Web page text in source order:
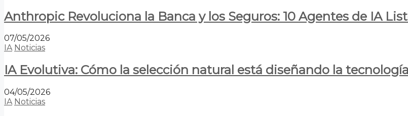
Anthropic Revoluciona la Banca y los Seguros: 10 Agentes de IA
07/05/2026
IA Noticias
IA Evolutiva: Cómo la selección natural está diseñando la
04/05/2026
IA Noticias